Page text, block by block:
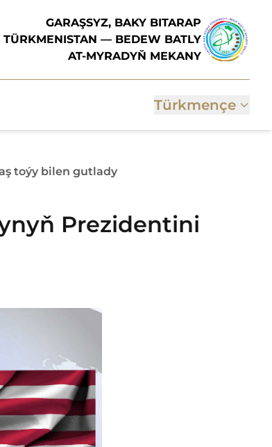
GARAŞSYZ, BAKY BITARAP
TÜRKMENISTAN — BEDEW BATLY
AT-MYRADYŇ MEKANY
Türkmençe
toýy bilen gutlady
Prezidentini